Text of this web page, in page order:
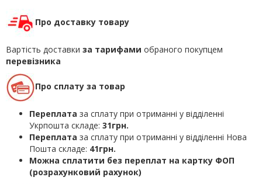
Про доставку товару
Вартість доставки за тарифами обраного покупцем
перевізника
Про сплату за товар
Переплата за сплату при отриманні у відділенні
Укрпошта складе: 31грн.
Переплата за сплату при отриманні у відділенні Нова
Пошта складе: 41грн.
Можна сплатити без переплат на картку ФОП
(розрахунковий рахунок)